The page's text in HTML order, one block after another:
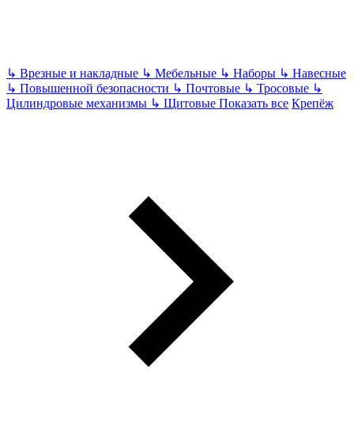
↳ Врезные и накладные ↳ Мебельные ↳ Наборы ↳ Навесные
↳ Повышенной безопасности ↳ Почтовые ↳ Тросовые ↳
Цилиндровые механизмы ↳ Щитовые Показать все Крепёж